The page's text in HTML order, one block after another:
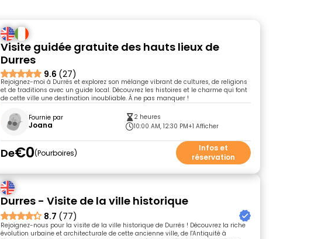
Visite guidée gratuite des hauts lieux de
Durres
9.6 (27)
Rejoignez-moi à Durrës et explorez son mélange vibrant de cultures, de religions
et de traditions avec un guide local. Découvrez les histoires et le charme qui font
de cette ville une destination inoubliable. À ne pas manquer !
Fournie par
Joana
2 heures
10:00 AM, 12:30 PM+1 Afficher
De€0 Pourboires
Infos et
réservation
Durres - Visite de la ville historique
8.7 (77)
Rejoignez-nous pour la visite de la ville historique de Durrës ! Découvrez la riche
évolution urbaine et architecturale de cette ancienne ville, de l'Antiquité à